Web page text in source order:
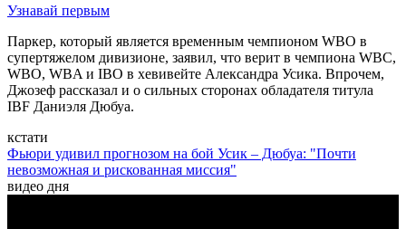
Узнавай первым
Паркер, который является временным чемпионом WBO в
супертяжелом дивизионе, заявил, что верит в чемпиона WBC,
WBO, WBA и IBO в хевивейте Александра Усика. Впрочем,
Джозеф рассказал и о сильных сторонах обладателя титула
IBF Даниэля Дюбуа.
кстати
Фьюри удивил прогнозом на бой Усик – Дюбуа: "Почти
невозможная и рискованная миссия"
видео дня